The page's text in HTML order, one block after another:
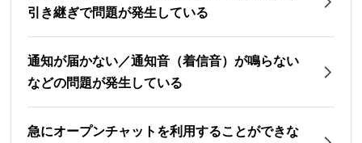
引き継ぎで問題が発生している
通知が届かない／通知音（着信音）が鳴らない
などの問題が発生している
急にオープンチャットを利用することができな